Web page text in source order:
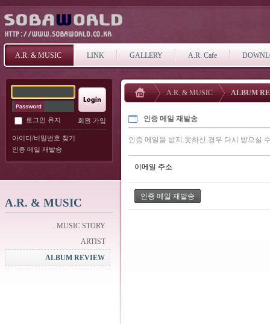
A.R. & MUSIC LINK GALLERY A.R. Cafe
로그인 유지 회원 가입
아이디/비밀번호 찾기
인증 메일 재발송
A.R. & MUSIC
MUSIC STORY
ARTIST
ALBUM REVIEW
A.R. & MUSIC ALBUM
인증 메일 재발송
인증 메일을 받지 못하신 경우 다시 받으실
이메일 주소